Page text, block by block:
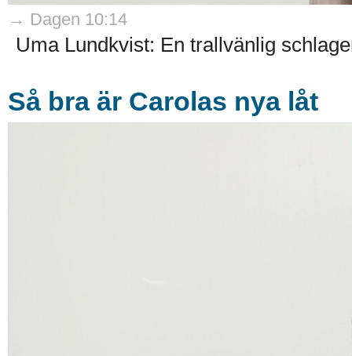
→ Dagen 10:14
Uma Lundkvist: En trallvänlig
Så bra är Carolas nya låt